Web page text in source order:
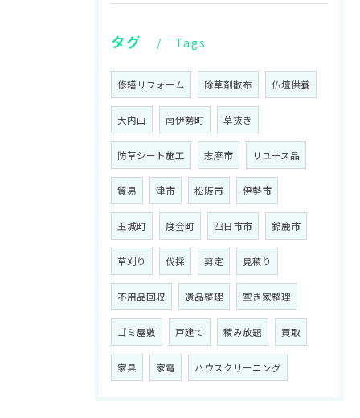
タグ Tags
修繕リフォーム 除草剤散布 仏壇供養
大内山 南伊勢町 草抜き
防草シート施工 志摩市 リユース品
貿易 津市 松阪市 伊勢市
玉城町 度会町 四日市市 鈴鹿市
草刈り 伐採 剪定 見積り
不用品回収 遺品整理 空き家整理
ゴミ屋敷 戸建て 積み放題 買取
家具 家電 ハウスクリーニング